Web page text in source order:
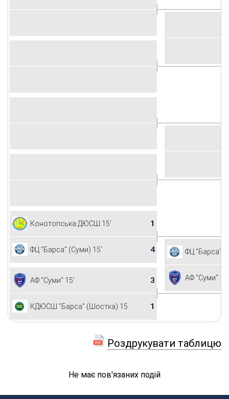
Конотопська ДЮСШ 15' 1
ФЦ "Барса" (Суми) 15' 4
АФ "Суми" 15' 3
КДЮСШ "Барса" (Шостка) 15' 1
ФЦ "Барса"
АФ "Суми" 15'
Роздрукувати таблицю
Не має пов'язаних подій